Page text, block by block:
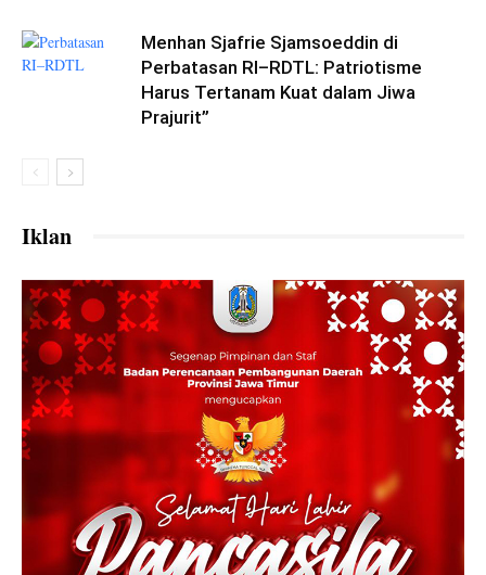
Menhan Sjafrie Sjamsoeddin di
Perbatasan RI–RDTL: Patriotisme
Harus Tertanam Kuat dalam Jiwa
Prajurit”
Iklan